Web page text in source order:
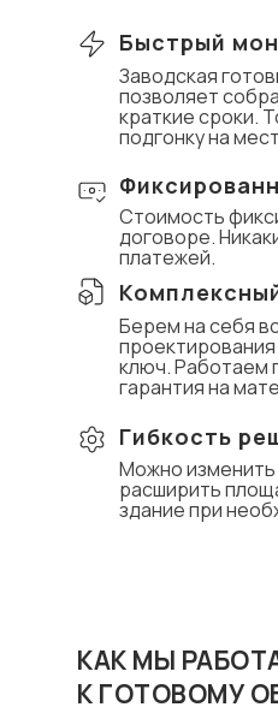
Можно изменить
расширить
здание при
Гибкость
Берем на себя
ключ. Работаем
гарантия на
Стоимость
договоре.
платежей.
Заводская
позволяет
краткие сроки.
подгонку на
Быстрый
КАК МЫ
К ГОТОВОМУ